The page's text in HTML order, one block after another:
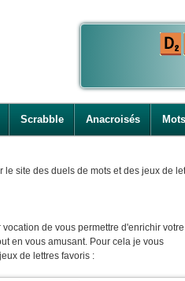
Scrabble Anacroisés
le site des duels de mots et des jeux de
vocation de vous permettre d'enrichir votre
en vous amusant. Pour cela je vous
de lettres favoris :